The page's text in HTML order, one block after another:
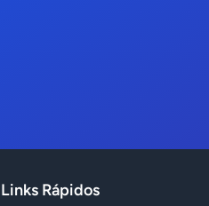
Links Rápidos